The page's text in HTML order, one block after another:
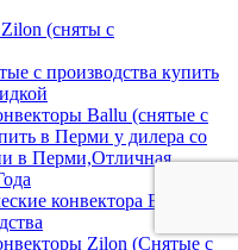
(сняты с
с производства купить
Ballu (снятые с
в Перми у дилера со
в Перми,Отличная
конвектора Electrolux
Zilon (Снятые с